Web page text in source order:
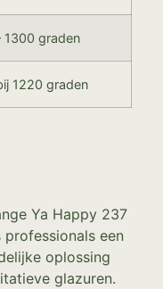
1300 graden
1220 graden
Ya Happy 237
een
oplossing
glazuren.